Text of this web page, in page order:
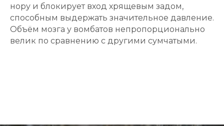
нору и блокирует вход хрящевым задом,
способным выдержать значительное давление.
Объём мозга у вомбатов непропорционально
велик по сравнению с другими сумчатыми.